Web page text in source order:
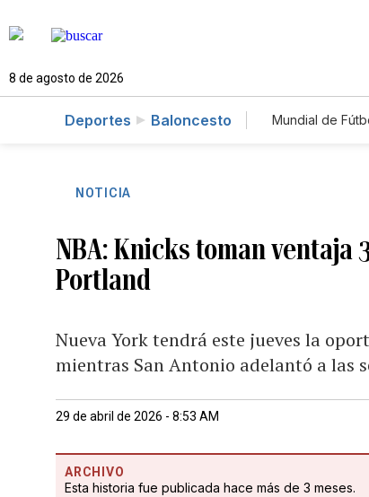
8 de agosto de 2026
Deportes Baloncesto Mundial de
NOTICIA
NBA: Knicks toman ventaja
Portland
Nueva York tendrá este jueves la
mientras San Antonio adelantó a las
29 de abril de 2026 - 8:53 AM
ARCHIVO
Esta historia fue publicada hace más de 3 meses.